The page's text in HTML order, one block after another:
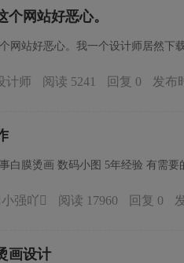
个网站好恶心。
网站好恶心。我一个设计师居然下
计师 阅读 5241 回复 0 发布
强吖 阅读 17960 回复 0
画设计